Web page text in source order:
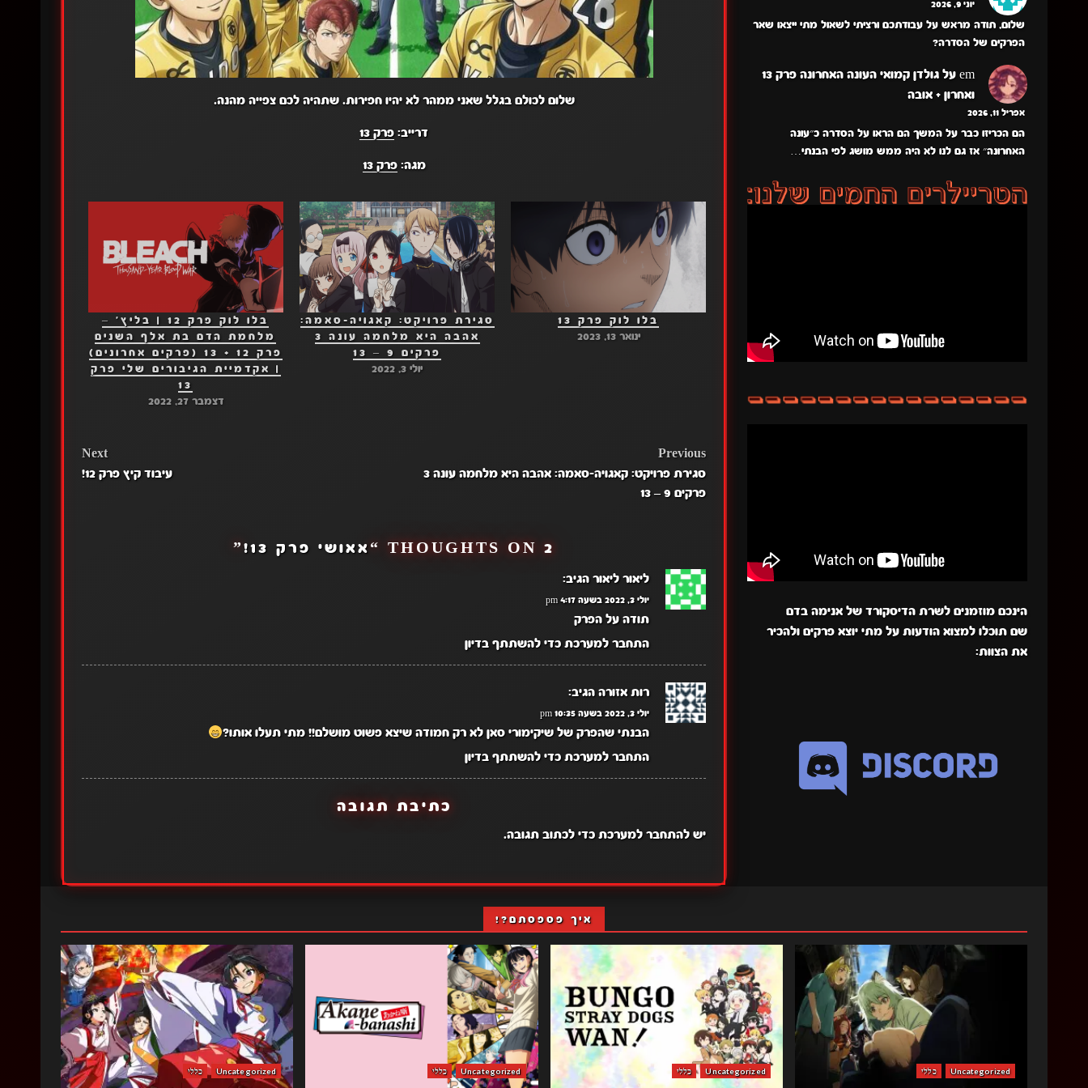
שלום לכולם בגלל שאני ממהר לא יהיו חפירות. שתהיה לכם צפייה מהנה.
דרייב: פרק 13
מגה:פרק 13
בלו לוק פרק 13
ינואר 13, 2023
סגירת פרויקט: קאגויה-סאמה:
אהבה היא מלחמה עונה 3
פרקים 9 – 13
יולי 3, 2022
בלו לוק פרק 12 | בליץ' –
מלחמת הדם בת אלף השנים
פרק 12 + 13 (פרקים אחרונים)
| אקדמיית הגיבורים שלי פרק
13
דצמבר 27, 2022
POST
NAVIGATION
Previous
סגירת פרויקט: קאגויה-סאמה: אהבה היא מלחמה עונה 3
פרקים 9 – 13
Next
עיבוד קיץ פרק 12!
2 THOUGHTS ON “ אאושי פרק 13! ”
ליאור ליאור הגיב:
יולי 3, 2022 בשעה 4:17 pm
תודה על הפרק
התחבר למערכת כדי להשתתף בדיון
רות אזורה הגיב:
יולי 3, 2022 בשעה 10:35 pm
הבנתי שהפרק של שיקימורי סאן לא רק חמודה שיצא פשוט מושלם!! מתי תעלו אותו?
התחבר למערכת כדי להשתתף בדיון
כתיבת תגובה
יש להתחבר למערכתכדי לכתוב תגובה.
יוני 9, 2026
שלום, תודה מראש על עבודתכם ורציתי לשאול מתי ייצאו שאר
הפרקים של הסדרה?
em על
גולדן קמואי העונה האחרונה פרק 13
ואחרון + אובה
אפריל 11, 2026
הם הכריזו כבר על המשך הם הראו על הסדרה כ״עונה
האחרונה״ אז גם לנו לא היה ממש מושג לפי הבנתי…
הינכם מוזמנים לשרת הדיסקורד של אנימה בדם
שם תוכלו למצוא הודעות על מתי יוצא פרקים ולהכיר
את הצוות:
איך פספסתם?!
Uncategorized כללי Uncategorized כללי Uncategorized כללי Uncategorized כללי